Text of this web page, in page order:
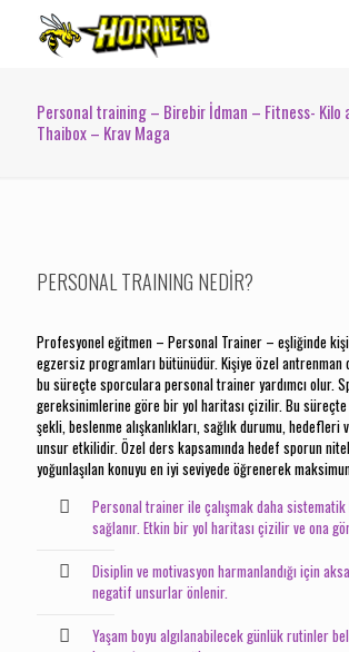
Personal training – Birebir İdman – Fitness- Kilo
Thaibox – Krav Maga
PERSONAL TRAINING NEDİR?
Profesyonel eğitmen – Personal Trainer – eşliğinde
egzersiz programları bütünüdür. Kişiye özel antrenman
bu süreçte sporculara personal trainer yardımcı olur.
gereksinimlerine göre bir yol haritası çizilir. Bu
şekli, beslenme alışkanlıkları, sağlık durumu, hedefleri
unsur etkilidir. Özel ders kapsamında hedef sporun
yoğunlaşılan konuyu en iyi seviyede öğrenerek
Personal trainer ile çalışmak daha
sağlanır. Etkin bir yol haritası çizilir ve ona
Disiplin ve motivasyon harmanlandığı için
negatif unsurlar önlenir.
Yaşam boyu algılanabilecek günlük rutinler